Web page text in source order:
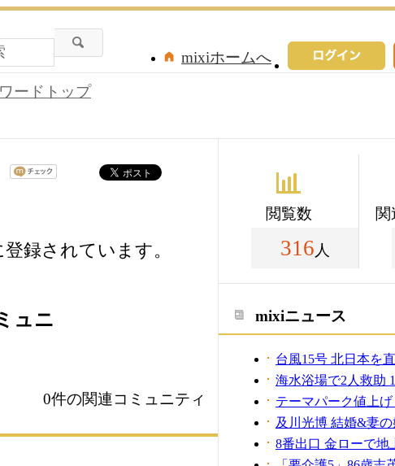
mixiホームへ
ードトップ
録されています。
ュニ
0件の関連コミュニティ
閲覧数
316 人
mixiニュース
台風15号 北日本を
海水浴場で2人救助
テーマパーク値上げ
及川光博 結婚&妻
8番出口 金ローで地